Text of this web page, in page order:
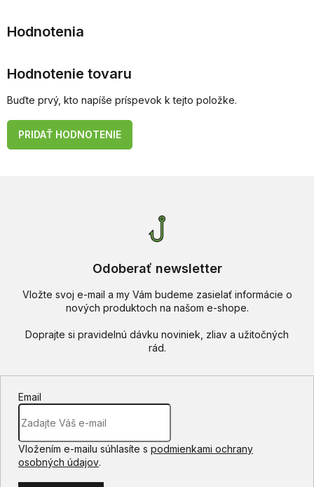
Hodnotenie tovaru
Buďte prvý, kto napíše príspevok k tejto položke.
PRIDAŤ HODNOTENIE
Odoberať newsletter
Vložte svoj e-mail a my Vám budeme zasielať informácie o
nových produktoch na našom e-shope.
Email
Vložením e-mailu súhlasíte s podmienkami ochrany
osobných údajov.